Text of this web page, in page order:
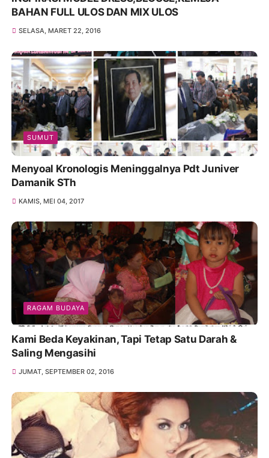
BAHAN FULL ULOS DAN MIX ULOS
SELASA, MARET 22, 2016
SUMUT
Menyoal Kronologis Meninggalnya Pdt Juniver
Damanik STh
KAMIS, MEI 04, 2017
RAGAM BUDAYA
Kami Beda Keyakinan, Tapi Tetap Satu Darah &
Saling Mengasihi
JUMAT, SEPTEMBER 02, 2016